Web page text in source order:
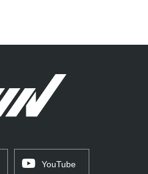
YouTube